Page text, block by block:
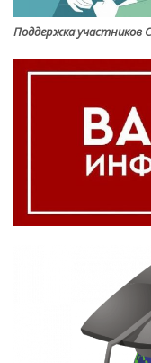
Поддержка участников